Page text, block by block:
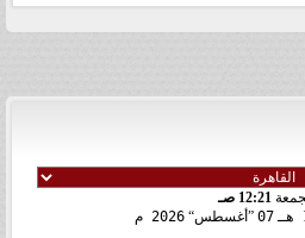
12:21 صـ
07 أغسطس 2026 م